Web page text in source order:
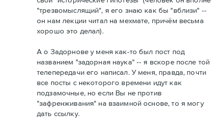
"трезвомыслящий", я его знаю как бы "вблизи" --
он нам лекции читал на мехмате, причём весьма
хорошо это делал).
А о Задорнове у меня как-то был пост под
названием "задорная наука" -- я вскоре после той
телепередачи его написал. У меня, правда, почти
все посты с некоторого времени идут как
подзамочные, но если Вы не против
"зафренживания" на взаимной основе, то я могу
дать ссылку.